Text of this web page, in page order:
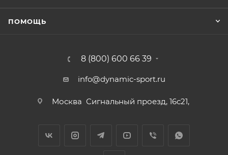
ПОМОЩЬ
8 (800) 600 66 39
info@dynamic-sport.ru
Москва Сигнальный проезд, 16с21,